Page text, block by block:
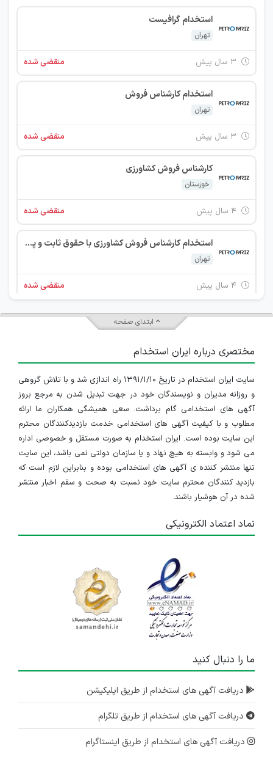
استخدام گرافیست
تهران
منقضی شده
استخدام کارشناس فروش
تهران
منقضی شده
کارشناس فروش کشاورزی
خوزستان
منقضی شده
استخدام کارشناس فروش کشاورزی با حقوق ثابت و پورسانت در شرکت پترو پاریز سبز البرز
تهران
منقضی شده
کارشناس فروش کشاورزی
۴ سال پیش منقضی شده
کارشناس فروش کشاورزی
گلستان
۴ سال پیش منقضی شده
کارشناس فروش کشاورزی
گلستان
خراسان رضوی
کارشناس فروش کشاورزی
خوزستان
۴ سال پیش
کارشناس فروش کشاورزی
فارس
ابتدای صفحه
مختصری درباره ایران استخدام
سایت ایران استخدام در تاریخ ۱۳۹۱/۱/۱۰ راه اندازی شد و با تلاش گروهی
و روزانه مدیران و نویسندگان خود در جهت تبدیل شدن به مرجع بروز
آگهی های استخدامی گام برداشت. سعی همیشگی همکاران ما ارائه
مطلوب و با کیفیت آگهی های استخدامی خدمت بازدیدکنندگان محترم
این سایت بوده است. ایران استخدام به صورت مستقل و خصوصی اداره
می شود و وابسته به هیچ نهاد و یا سازمان دولتی نمی باشد، این سایت
تنها منتشر کننده ی آگهی های استخدامی بوده و بنابراین لازم است که
بازدید کنندگان محترم سایت خود نسبت به صحت و سقم اخبار منتشر
شده در آن هوشیار باشند.
نماد اعتماد الکترونیکی
ما را دنبال کنید
دریافت آگهی های استخدام از طریق اپلیکیشن
دریافت آگهی های استخدام از طریق تلگرام
دریافت آگهی های استخدام از طریق اینستاگرام